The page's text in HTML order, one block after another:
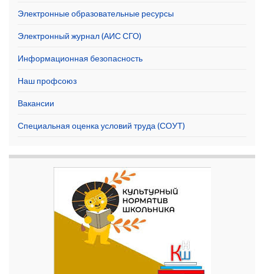
Электронные образовательные ресурсы
Электронный журнал (АИС СГО)
Информационная безопасность
Наш профсоюз
Вакансии
Специальная оценка условий труда (СОУТ)